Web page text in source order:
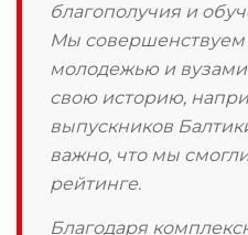
благополучия и
Мы совершенствуем
молодежью и
свою историю,
выпускников
важно, что мы
рейтинге.
Благодаря